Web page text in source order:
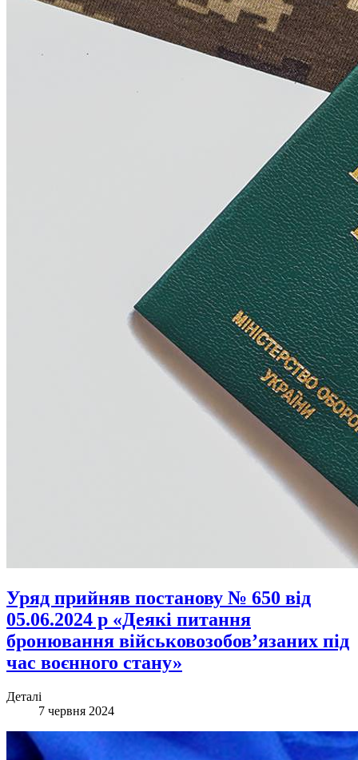
Уряд прийняв постанову № 650 від
05.06.2024 р «Деякі питання
бронювання військовозобов’язаних під
час воєнного стану»
Деталі
7 червня 2024